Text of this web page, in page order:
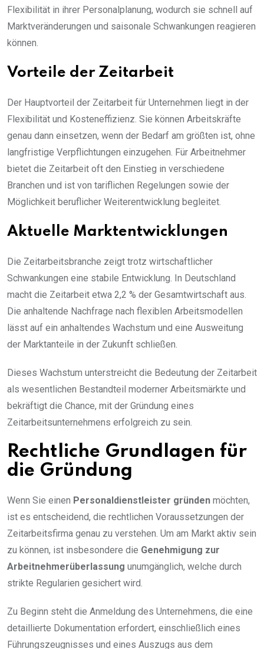
Flexibilität in ihrer Personalplanung, wodurch sie schnell auf
Marktveränderungen und saisonale Schwankungen reagieren
können.
Vorteile der Zeitarbeit
Der Hauptvorteil der Zeitarbeit für Unternehmen liegt in der
Flexibilität und Kosteneffizienz. Sie können Arbeitskräfte
genau dann einsetzen, wenn der Bedarf am größten ist, ohne
langfristige Verpflichtungen einzugehen. Für Arbeitnehmer
bietet die Zeitarbeit oft den Einstieg in verschiedene
Branchen und ist von tariflichen Regelungen sowie der
Möglichkeit beruflicher Weiterentwicklung begleitet.
Aktuelle Marktentwicklungen
Die Zeitarbeitsbranche zeigt trotz wirtschaftlicher
Schwankungen eine stabile Entwicklung. In Deutschland
macht die Zeitarbeit etwa 2,2 % der Gesamtwirtschaft aus.
Die anhaltende Nachfrage nach flexiblen Arbeitsmodellen
lässt auf ein anhaltendes Wachstum und eine Ausweitung
der Marktanteile in der Zukunft schließen.
Dieses Wachstum unterstreicht die Bedeutung der Zeitarbeit
als wesentlichen Bestandteil moderner Arbeitsmärkte und
bekräftigt die Chance, mit der Gründung eines
Zeitarbeitsunternehmens erfolgreich zu sein.
Rechtliche Grundlagen für
die Gründung
Wenn Sie einen Personaldienstleister gründen möchten,
ist es entscheidend, die rechtlichen Voraussetzungen der
Zeitarbeitsfirma genau zu verstehen. Um am Markt aktiv sein
zu können, ist insbesondere die Genehmigung zur
Arbeitnehmerüberlassung unumgänglich, welche durch
strikte Regularien gesichert wird.
Zu Beginn steht die Anmeldung des Unternehmens, die eine
detaillierte Dokumentation erfordert, einschließlich eines
Führungszeugnisses und eines Auszugs aus dem